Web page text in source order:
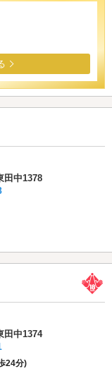
田中1378
田中1374
24分)